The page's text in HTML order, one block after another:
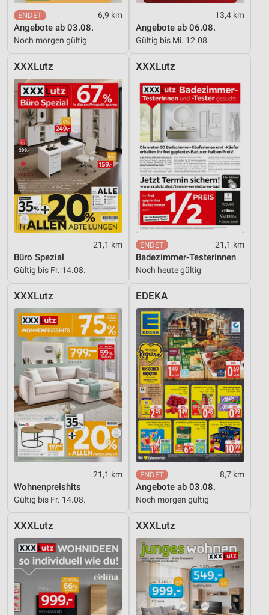
6,9 km
Angebote ab 03.08.
Noch morgen gültig
13,4 km
Angebote ab 06.08.
Gültig bis Mi. 12.08.
XXXLutz
21,1 km
Büro Spezial
Gültig bis Fr. 14.08.
XXXLutz
21,1 km
Badezimmer-Testerinnen
Noch heute gültig
XXXLutz
21,1 km
Wohnenpreishits
Gültig bis Fr. 14.08.
EDEKA
8,7 km
Angebote ab 03.08.
Noch morgen gültig
XXXLutz XXXLutz
Entwicklung und Verbesserung der Angebote
Verwendung reduzierter Daten zur Auswahl von
IAB-Besonderheiten:
Verwendung genauer Standortdaten
Geräte anhand von aktiv angeforderten
Informationen identifizieren
Nicht-IAB-Verarbeitungszwecke:
Notwendig
Performance
Funktional